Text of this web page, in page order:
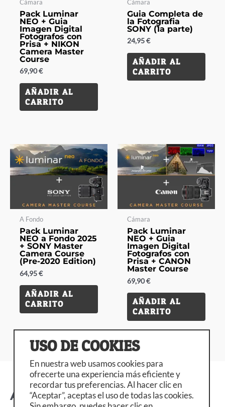
Cámara
Pack Luminar
NEO + Guia
Imagen Digital
Fotografos con
Prisa + NIKON
Camera Master
Course
69,90€
AÑADIR AL
CARRITO
Cámara
Guia Completa de
la Fotografia
SONY (1a parte)
24,95€
AÑADIR AL
CARRITO
A Fondo
Pack Luminar
NEO a Fondo 2025
+ SONY Master
Camera Course
(Pre-2020 Edition)
64,95€
AÑADIR AL
CARRITO
Cámara
Pack Luminar
NEO + Guia
Imagen Digital
Fotografos con
Prisa + CANON
Master Course
69,90€
AÑADIR AL
CARRITO
Acerca de…
USO DE COOKIES
En nuestra web usamos cookies para
ofrecerte una experiencia más eficiente y
recordar tus preferencias. Al hacer clic en
“Aceptar”, aceptas el uso de todas las cookies.